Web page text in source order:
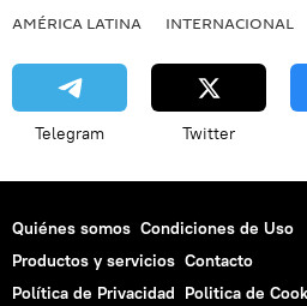
AMÉRICA LATINA INTERNACIONAL
Telegram Twitter
Quiénes somos Condiciones de Uso
Productos y servicios Contacto
Política de Privacidad Politica de